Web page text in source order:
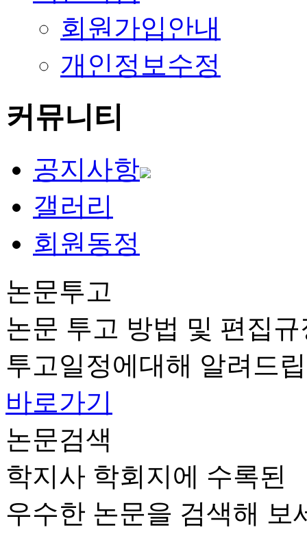
회원가입안내
개인정보수정
커뮤니티
공지사항
갤러리
회원동정
논문투고
논문 투고 방법 및 편집규
투고일정에대해 알려드
바로가기
논문검색
학지사 학회지에 수록된
우수한 논문을 검색해 보